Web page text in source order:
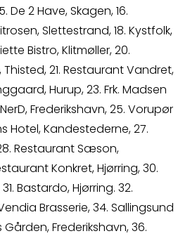
De 2 Have, Skagen, 16.
Slettestrand, 18. Kystfolk,
Bistro, Klitmøller, 20.
21. Restaurant Vandret,
Hurup, 23. Frk. Madsen
Frederikshavn, 25. Vorupør
Hotel, Kandestederne, 27.
Restaurant Sæson,
Konkret, Hjørring, 30.
Bastardo, Hjørring. 32.
Brasserie, 34. Sallingsund
Frederikshavn, 36.